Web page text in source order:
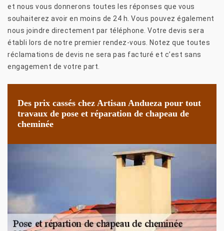
et nous vous donnerons toutes les réponses que vous
souhaiterez avoir en moins de 24 h. Vous pouvez également
nous joindre directement par téléphone. Votre devis sera
établi lors de notre premier rendez-vous. Notez que toutes
réclamations de devis ne sera pas facturé et c’est sans
engagement de votre part.
Des prix cassés chez Artisan Andueza pour tout
travaux de pose et réparation de chapeau de
cheminée